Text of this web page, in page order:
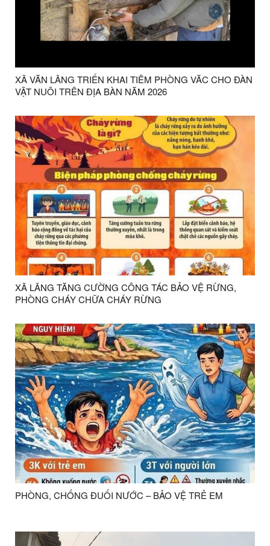
XÃ VĂN LÃNG TRIỂN KHAI TIÊM PHÒNG VĂC CHO ĐÀN
VẬT NUÔI TRÊN ĐỊA BÀN NĂM 2026
XÃ LÃNG TĂNG CƯỜNG CÔNG TÁC BẢO VỆ RỪNG,
PHÒNG CHÁY CHỮA CHÁY RỪNG
PHÒNG, CHỐNG ĐUỐI NƯỚC – BẢO VỆ TRẺ EM